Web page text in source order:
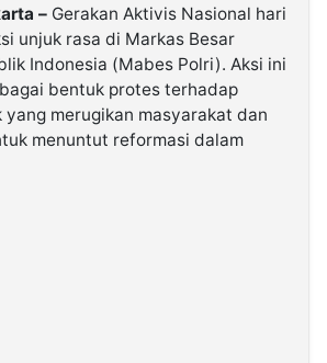
– Gerakan Aktivis Nasional hari
unjuk rasa di Markas Besar
Indonesia (Mabes Polri). Aksi ini
bentuk protes terhadap
merugikan masyarakat dan
menuntut reformasi dalam